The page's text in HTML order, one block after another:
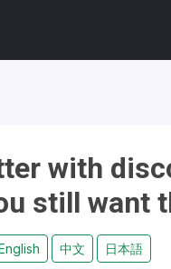
with
still want
中文 日本語